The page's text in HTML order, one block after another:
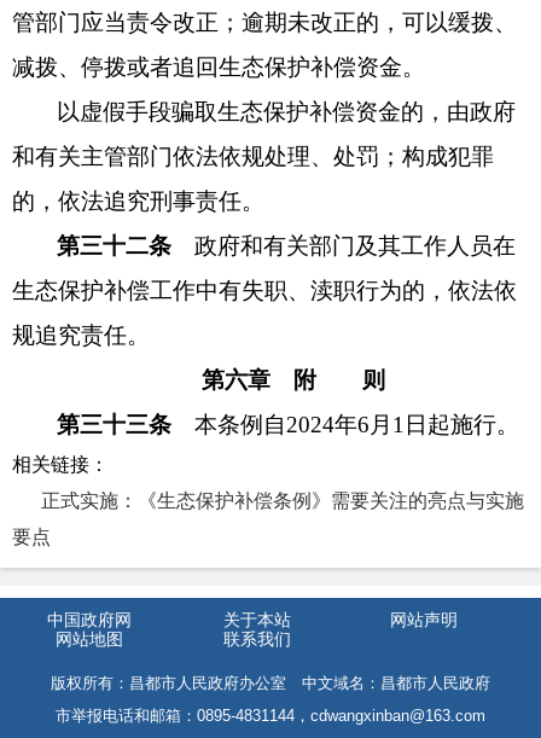
管部门应当责令改正；逾期未改正的，可以缓拨、
减拨、停拨或者追回生态保护补偿资金。
以虚假手段骗取生态保护补偿资金的，由政府
和有关主管部门依法依规处理、处罚；构成犯罪
的，依法追究刑事责任。
第三十二条 政府和有关部门及其工作人员在
生态保护补偿工作中有失职、渎职行为的，依法依
规追究责任。
第六章 附 则
第三十三条 本条例自2024年6月1日起施行。
相关链接：
正式实施：《生态保护补偿条例》需要关注的亮点与实施
要点
中国政府网 关于本站
网站声明
网站地图
联系我们
版权所有：昌都市人民政府办公室 中文域名：昌都市人民政府
市举报电话和邮箱：0895-4831144，cdwangxinban@163.com